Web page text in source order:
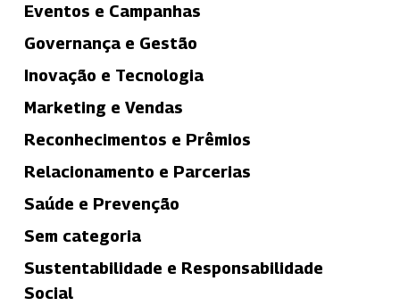
Eventos e Campanhas
Governança e Gestão
Inovação e Tecnologia
Marketing e Vendas
Reconhecimentos e Prêmios
Relacionamento e Parcerias
Saúde e Prevenção
Sem categoria
Sustentabilidade e Responsabilidade
Social